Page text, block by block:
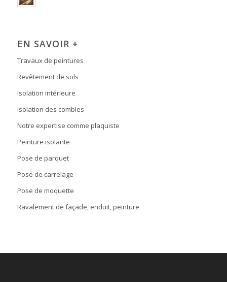
EN SAVOIR +
Travaux de peintures
Revêtement de sols
Isolation intérieure
Isolation des combles
Notre expertise comme plaquiste
Peinture isolante
Pose de parquet
Pose de carrelage
Pose de moquette
Ravalement de façade, enduit, peinture